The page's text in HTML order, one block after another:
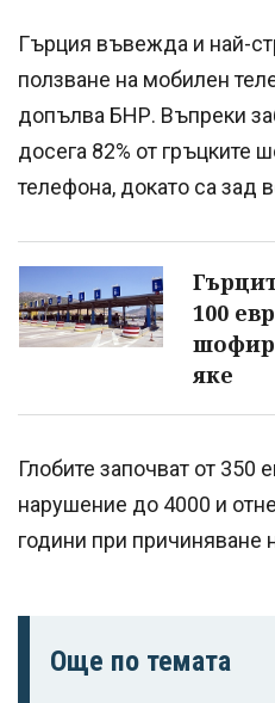
Гърция въвежда и най-
ползване на мобилен
допълва БНР. Въпреки
досега 82% от гръцките
телефона, докато са зад
100
яке
Глобите започват от 350
нарушение до 4000 и
години при причиняване
Още по темата